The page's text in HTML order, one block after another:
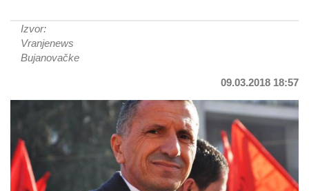
Izvor:
Vranjenews
Bujanovačke
09.03.2018 18:57